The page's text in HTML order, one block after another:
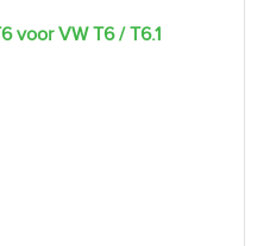
voor VW T6 / T6.1